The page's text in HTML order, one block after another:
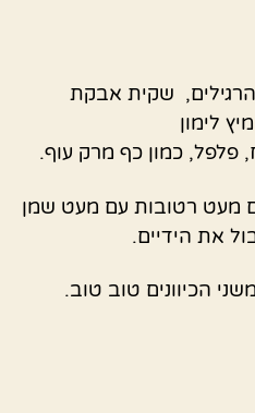
הרגילים, שקית אבקת
2 כפות מיץ לימון
פלפל, כמון כף מרק עוף.
מעט רטובות עם מעט שמן
את הידיים.
הכיוונים טוב טוב.